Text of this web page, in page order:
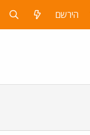
הירשם